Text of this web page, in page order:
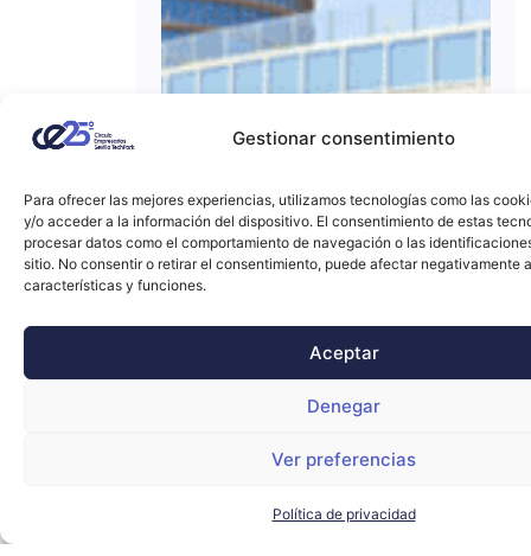
Gestionar consentimiento
Para ofrecer las mejores experiencias, utilizamos tecnologías como las
y/o acceder a la información del dispositivo. El consentimiento de estas
procesar datos como el comportamiento de navegación o las
sitio. No consentir o retirar el consentimiento, puede afectar negativamente
características y funciones.
Aceptar
Denegar
Ver preferencias
Política de privacidad